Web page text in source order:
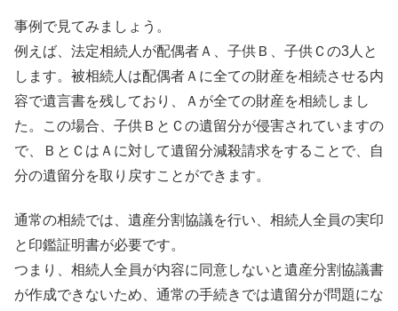
事例で見てみましょう。
例えば、法定相続人が配偶者Ａ、子供Ｂ、子供Ｃの3人と
します。被相続人は配偶者Ａに全ての財産を相続させる内
容で遺言書を残しており、Ａが全ての財産を相続しまし
た。この場合、子供ＢとＣの遺留分が侵害されていますの
で、ＢとＣはＡに対して遺留分減殺請求をすることで、自
分の遺留分を取り戻すことができます。
通常の相続では、遺産分割協議を行い、相続人全員の実印
と印鑑証明書が必要です。
つまり、相続人全員が内容に同意しないと遺産分割協議書
が作成できないため、通常の手続きでは遺留分が問題にな